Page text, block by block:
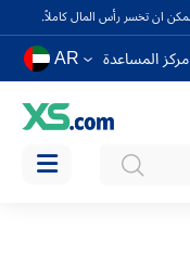
ان تخسر رأس المال كاملاً.
مركز المساعدة AR